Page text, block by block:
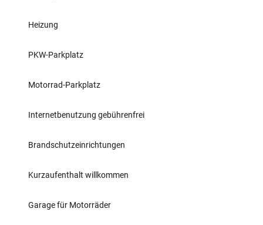
Heizung
PKW-Parkplatz
Motorrad-Parkplatz
Internetbenutzung gebührenfrei
Brandschutzeinrichtungen
Kurzaufenthalt willkommen
Garage für Motorräder